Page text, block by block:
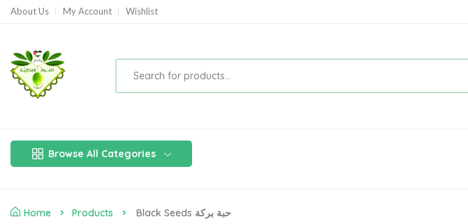
About Us My Account Wishlist
Browse All Categories
Home Products Black Seeds حبة بركة